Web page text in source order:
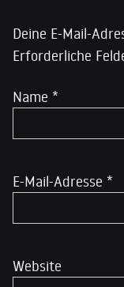
Deine E-Mail-
Erforderliche
Name *
E-Mail-Adresse *
Website